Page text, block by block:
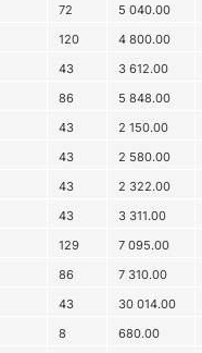
72 5 040.00
120 4 800.00
43 3 612.00
86 5 848.00
43 2 150.00
43 2 580.00
43 2 322.00
43 3 311.00
129 7 095.00
86 7 310.00
43 30 014.00
8 680.00